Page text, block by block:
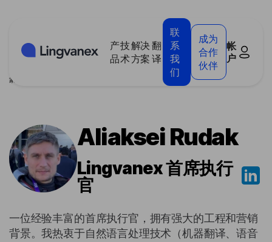
产
品
技
术
解决
方案
翻
译
联
系
我
们
成为
合作
伙伴
帐
户
家
Aliaksei Rudak
Lingvanex 首席执行
官
一位经验丰富的首席执行官，拥有强大的工程和营销
背景。我热衷于自然语言处理技术（机器翻译、语音